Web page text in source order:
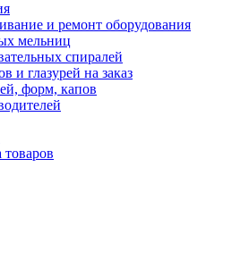
и ремонт оборудования
мельниц
спиралей
и глазурей на заказ
форм, капов